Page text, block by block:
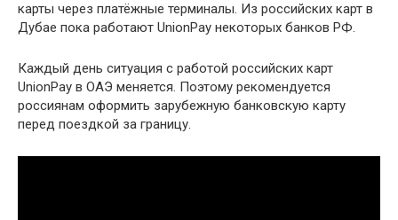
карты через платёжные терминалы. Из российских карт в
Дубае пока работают UnionPay некоторых банков РФ.
Каждый день ситуация с работой российских карт
UnionPay в ОАЭ меняется. Поэтому рекомендуется
россиянам оформить зарубежную банковскую карту
перед поездкой за границу.